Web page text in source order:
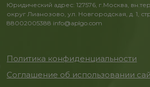
Юридический адрес: 127576, г.Москва,
округ Лианозово, ул. Новгородская, д. 1,
88002005388 info@aplgo.com
Политика конфиденциальности
Соглашение об использовании